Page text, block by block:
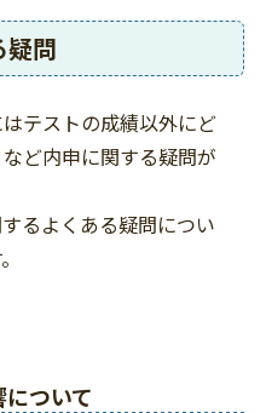
疑問
テストの成績以外にど
ど内申に関する疑問が
るよくある疑問につい
ついて